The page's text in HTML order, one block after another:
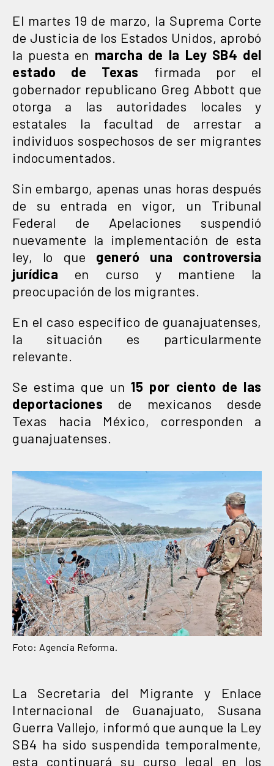
El martes 19 de marzo, la Suprema Corte
de Justicia de los Estados Unidos, aprobó
la puesta en marcha de la Ley SB4 del
estado de Texas firmada por el
gobernador republicano Greg Abbott que
otorga a las autoridades locales y
estatales la facultad de arrestar a
individuos sospechosos de ser migrantes
indocumentados.
Sin embargo, apenas unas horas después
de su entrada en vigor, un Tribunal
Federal de Apelaciones suspendió
nuevamente la implementación de esta
ley, lo que generó una controversia
jurídica en curso y mantiene la
preocupación de los migrantes.
En el caso específico de guanajuatenses,
la situación es particularmente
relevante.
Se estima que un15 por ciento de las
deportaciones de mexicanos desde
Texas hacia México, corresponden a
guanajuatenses.
Foto: Agencia Reforma.
La Secretaria del Migrante y Enlace
Internacional de Guanajuato, Susana
Guerra Vallejo, informó que aunque la Ley
SB4 ha sido suspendida temporalmente,
esta continuará su curso legal en los